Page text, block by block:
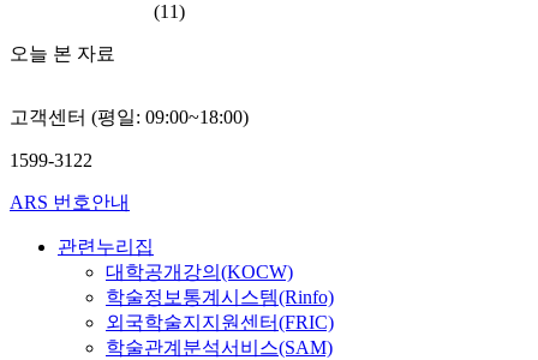
(11)
오늘 본 자료
고객센터 (평일: 09:00~18:00)
1599-3122
ARS 번호안내
관련누리집
대학공개강의(KOCW)
학술정보통계시스템(Rinfo)
외국학술지지원센터(FRIC)
학술관계분석서비스(SAM)